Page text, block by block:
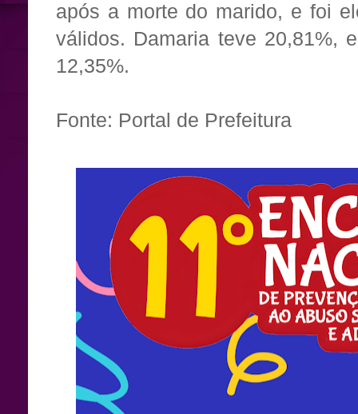
após a morte do marido, e foi
válidos. Damaria teve 20,81%,
12,35%.
Fonte: Portal de Prefeitura